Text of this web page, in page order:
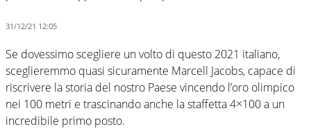
31/12/21 12:05
Se dovessimo scegliere un volto di questo 2021 italiano,
sceglieremmo quasi sicuramente Marcell Jacobs, capace di
riscrivere la storia del nostro Paese vincendo l’oro olimpico
nei 100 metri e trascinando anche la staffetta 4×100 a un
incredibile primo posto.